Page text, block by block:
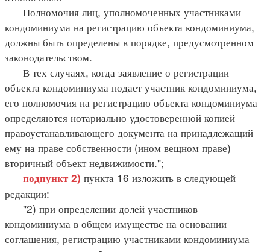
Полномочия лиц, уполномоченных участниками
кондоминиума на регистрацию объекта кондоминиума,
должны быть определены в порядке, предусмотренном
законодательством.
В тех случаях, когда заявление о регистрации
объекта кондоминиума подает участник кондоминиума,
его полномочия на регистрацию объекта кондоминиума
определяются нотариально удостоверенной копией
правоустанавливающего документа на принадлежащий
ему на праве собственности (ином вещном праве)
вторичный объект недвижимости.";
подпункт 2) пункта 16 изложить в следующей
редакции:
"2) при определении долей участников
кондоминиума в общем имуществе на основании
соглашения, регистрацию участниками кондоминиума